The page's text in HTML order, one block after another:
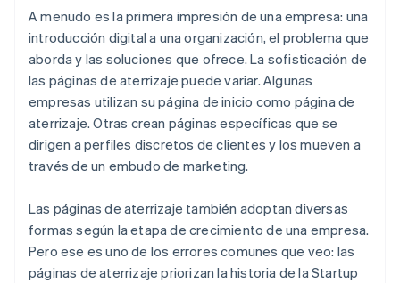
A menudo es la primera impresión de una empresa: una
introducción digital a una organización, el problema que
aborda y las soluciones que ofrece. La sofisticación de
las páginas de aterrizaje puede variar. Algunas
empresas utilizan su página de inicio como página de
aterrizaje. Otras crean páginas específicas que se
dirigen a perfiles discretos de clientes y los mueven a
través de un embudo de marketing.
Las páginas de aterrizaje también adoptan diversas
formas según la etapa de crecimiento de una empresa.
Pero ese es uno de los errores comunes que veo: las
páginas de aterrizaje priorizan la historia de la Startup